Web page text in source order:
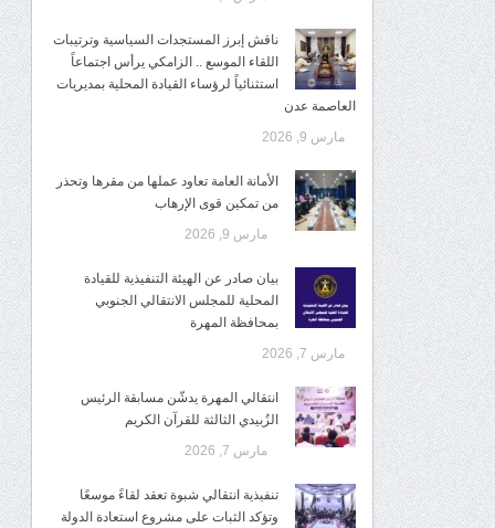
ناقش إبرز المستجدات السياسية وترتيبات
اللقاء الموسع .. الزامكي يرأس اجتماعاً
استثنائياً لرؤساء القيادة المحلية بمديريات
العاصمة عدن
مارس 9, 2026
الأمانة العامة تعاود عملها من مقرها وتحذر
من تمكين قوى الإرهاب
مارس 9, 2026
بيان صادر عن الهيئة التنفيذية للقيادة
المحلية للمجلس الانتقالي الجنوبي
بمحافظة المهرة
مارس 7, 2026
انتقالي المهرة يدشّن مسابقة الرئيس
الزُبيدي الثالثة للقرآن الكريم
مارس 7, 2026
تنفيذية انتقالي شبوة تعقد لقاءً موسعًا
وتؤكد الثبات على مشروع استعادة الدولة